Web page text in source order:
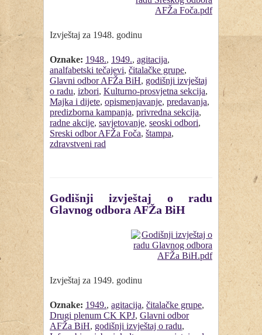
Izvještaj za 1948. godinu
Oznake: 1948., 1949., agitacija,
analfabetski tečajevi, čitalačke grupe,
Glavni odbor AFŽa BiH, godišnji izvještaj
o radu, izbori, Kulturno-prosvjetna sekcija,
Majka i dijete, opismenjavanje, predavanja,
predizborna kampanja, privredna sekcija,
radne akcije, savjetovanje, seoski odbori,
Sreski odbor AFŽa Foča, štampa,
zdravstveni rad
Godišnji izvještaj o radu
Glavnog odbora AFŽa BiH
Izvještaj za 1949. godinu
Oznake: 1949., agitacija, čitalačke grupe,
Drugi plenum CK KPJ, Glavni odbor
AFŽa BiH, godišnji izvještaj o radu,